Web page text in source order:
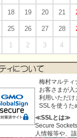
18 19 20 21
25 26 27 28
1 2 3 4
梅村マルティ
お客さまが
利用いただけ
SSLを使うた
≪SSLとは≫
Secure
人情報等や、